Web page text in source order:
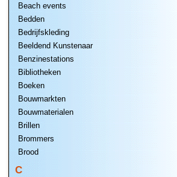
Beach events
Bedden
Bedrijfskleding
Beeldend Kunstenaar
Benzinestations
Bibliotheken
Boeken
Bouwmarkten
Bouwmaterialen
Brillen
Brommers
Brood
C